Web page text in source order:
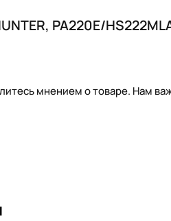
PA220E/
мнением о товаре. Нам